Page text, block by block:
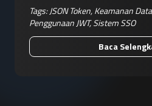
Tags:JSON Token,Keamanan Data
Penggunaan JWT,Sistem SSO
Baca